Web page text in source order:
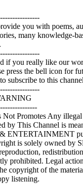
you with poems,
many knowledge-
if you really like our
press the bell icon for
subscribe to this
Not Promotes Any illegal
by This Channel is
ENTERTAINMENT
is solely owned by
prohibited. Legal
copyright of the
listening.